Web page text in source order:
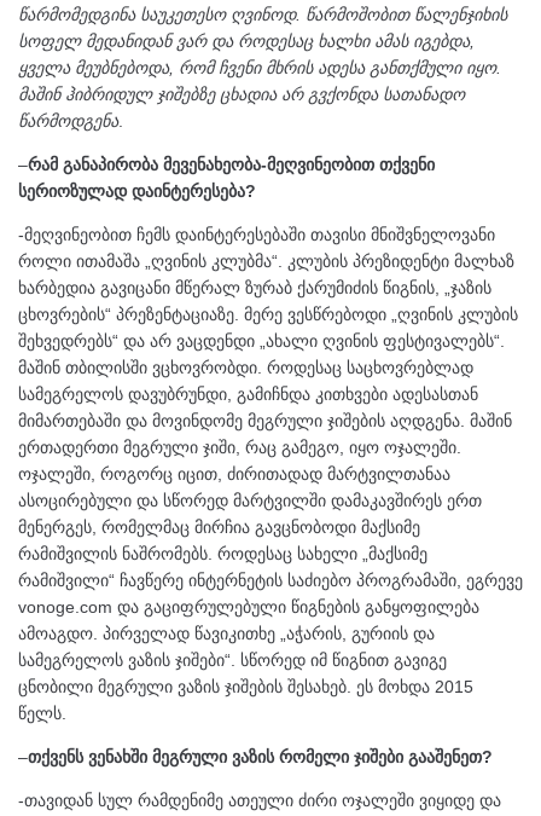
წარმომედგინა საუკეთესო ღვინოდ. წარმოშობით წალენჯიხის
სოფელ მედანიდან ვარ და როდესაც ხალხი ამას იგებდა,
ყველა მეუბნებოდა, რომ ჩვენი მხრის ადესა განთქმული იყო.
მაშინ ჰიბრიდულ ჯიშებზე ცხადია არ გვქონდა სათანადო
წარმოდგენა.
–რამ განაპირობა მევენახეობა-მეღვინეობით თქვენი
სერიოზულად დაინტერესება?
-მეღვინეობით ჩემს დაინტერესებაში თავისი მნიშვნელოვანი
როლი ითამაშა „ღვინის კლუბმა“. კლუბის პრეზიდენტი მალხაზ
ხარბედია გავიცანი მწერალ ზურაბ ქარუმიძის წიგნის, „ჯაზის
ცხოვრების“ პრეზენტაციაზე. მერე ვესწრებოდი „ღვინის კლუბის
შეხვედრებს“ და არ ვაცდენდი „ახალი ღვინის ფესტივალებს“.
მაშინ თბილისში ვცხოვრობდი. როდესაც საცხოვრებლად
სამეგრელოს დავუბრუნდი, გამიჩნდა კითხვები ადესასთან
მიმართებაში და მოვინდომე მეგრული ჯიშების აღდგენა. მაშინ
ერთადერთი მეგრული ჯიში, რაც გამეგო, იყო ოჯალეში.
ოჯალეში, როგორც იცით, ძირითადად მარტვილთანაა
ასოცირებული და სწორედ მარტვილში დამაკავშირეს ერთ
მენერგეს, რომელმაც მირჩია გავცნობოდი მაქსიმე
რამიშვილის ნაშრომებს. როდესაც სახელი „მაქსიმე
რამიშვილი“ ჩავწერე ინტერნეტის საძიებო პროგრამაში, ეგრევე
vonoge.com და გაციფრულებული წიგნების განყოფილება
ამოაგდო. პირველად წავიკითხე „აჭარის, გურიის და
სამეგრელოს ვაზის ჯიშები“. სწორედ იმ წიგნით გავიგე
ცნობილი მეგრული ვაზის ჯიშების შესახებ. ეს მოხდა 2015
წელს.
–თქვენს ვენახში მეგრული ვაზის რომელი ჯიშები გააშენეთ?
-თავიდან სულ რამდენიმე ათეული ძირი ოჯალეში ვიყიდე და